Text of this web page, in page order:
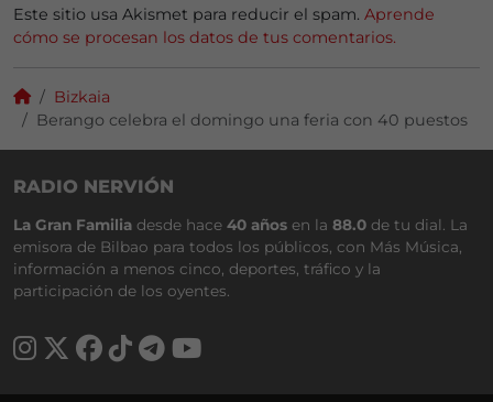
Este sitio usa Akismet para reducir el spam. Aprende
cómo se procesan los datos de tus comentarios.
Bizkaia
Berango celebra el domingo una feria con 40 puestos
RADIO NERVIÓN
La Gran Familia desde hace 40 años en la 88.0 de tu dial. La
emisora de Bilbao para todos los públicos, con Más Música,
información a menos cinco, deportes, tráfico y la
participación de los oyentes.